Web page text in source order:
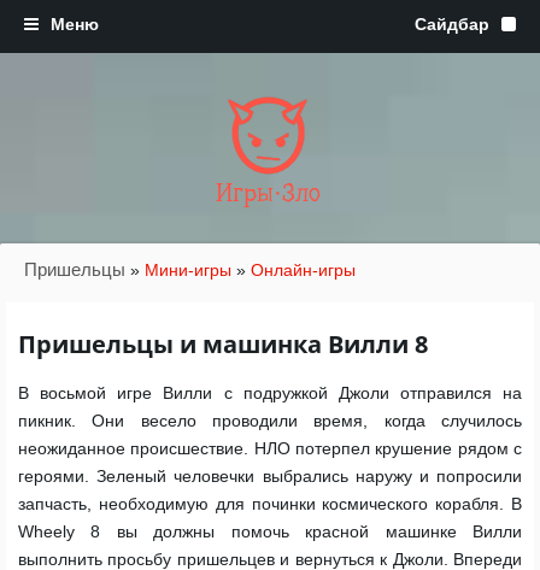
Игры·Зло
Пришельцы » Мини-игры » Онлайн-игры
Пришельцы и машинка Вилли 8
В восьмой игре Вилли с подружкой Джоли отправился на
пикник. Они весело проводили время, когда случилось
неожиданное происшествие. НЛО потерпел крушение рядом с
героями. Зеленый человечки выбрались наружу и попросили
запчасть, необходимую для починки космического корабля. В
Wheely 8 вы должны помочь красной машинке Вилли
выполнить просьбу пришельцев и вернуться к Джоли. Впереди